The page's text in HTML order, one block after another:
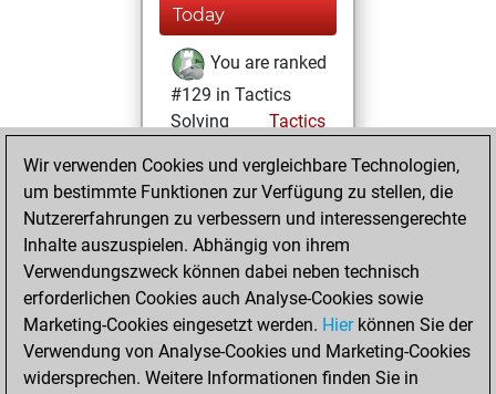
Today
You are ranked
#129 in Tactics
Solving
Tactics
Yesterday
You totalled
17828 tactics
positions
Tactics
You solved
15355 tactics
positions
Wir verwenden Cookies und vergleichbare Technologien,
um bestimmte Funktionen zur Verfügung zu stellen, die
Nutzererfahrungen zu verbessern und interessengerechte
Inhalte auszuspielen. Abhängig von ihrem
Verwendungszweck können dabei neben technisch
erforderlichen Cookies auch Analyse-Cookies sowie
Marketing-Cookies eingesetzt werden. Hierkönnen Sie der
Verwendung von Analyse-Cookies und Marketing-Cookies
widersprechen. Weitere Informationen finden Sie in